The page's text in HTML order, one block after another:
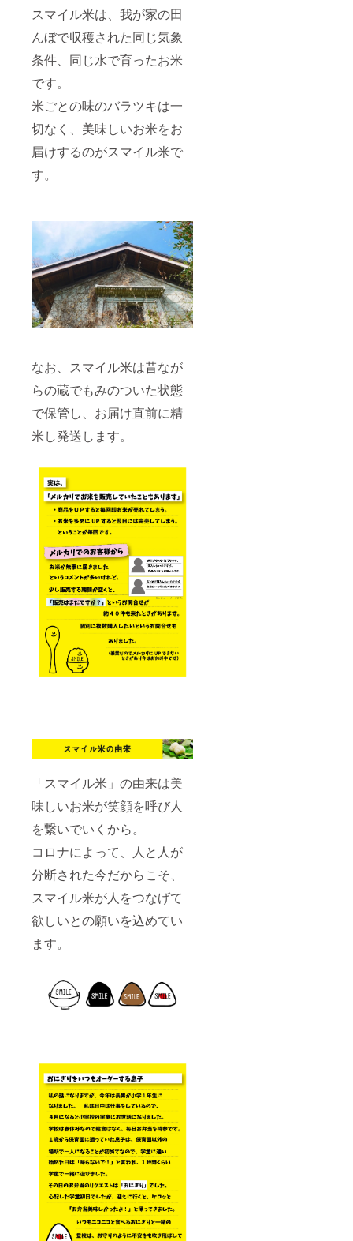
スマイル米は、我が家の田
んぼで収穫された同じ気象
条件、同じ水で育ったお米
です。
米ごとの味のバラツキは一
切なく、美味しいお米をお
届けするのがスマイル米で
す。
なお、スマイル米は昔なが
らの蔵でもみのついた状態
で保管し、お届け直前に精
米し発送します。
「スマイル米」の由来は美
味しいお米が笑顔を呼び人
を繋いでいくから。
コロナによって、人と人が
分断された今だからこそ、
スマイル米が人をつなげて
欲しいとの願いを込めてい
ます。